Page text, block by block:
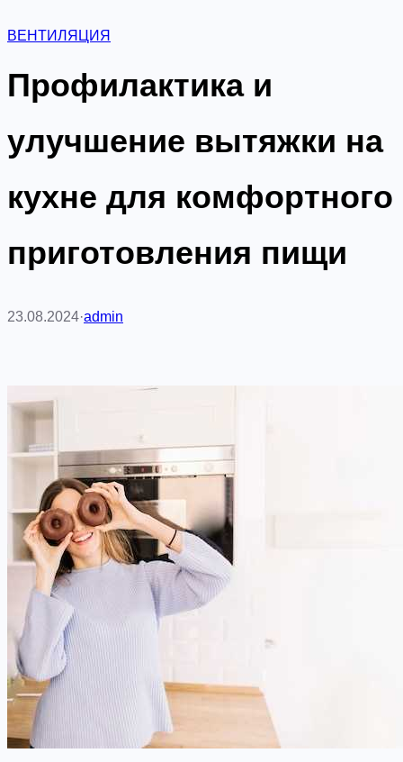
ВЕНТИЛЯЦИЯ
Профилактика и
улучшение вытяжки на
кухне для комфортного
приготовления пищи
23.08.2024·admin